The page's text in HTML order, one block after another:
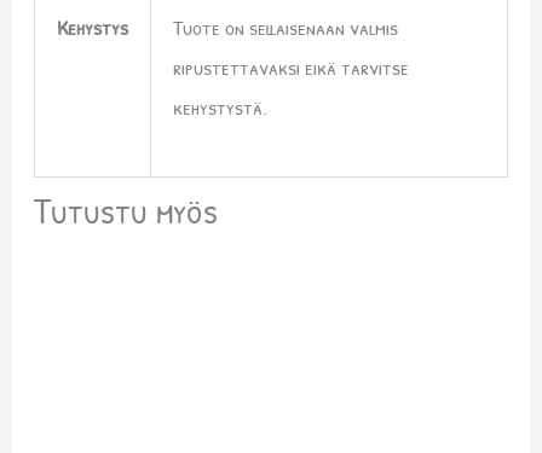
Kehystys
Tuote on sellaisenaan valmis
ripustettavaksi eikä tarvitse
kehystystä.
Tutustu myös